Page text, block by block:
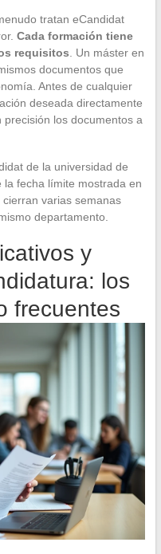
tratan eCandidat
Cada formación tiene
requisitos . Un máster en
documentos que
Antes de cualquier
deseada directamente
los documentos a
de la universidad de
fecha límite mostrada en
varias semanas
departamento.
y
los
frecuentes